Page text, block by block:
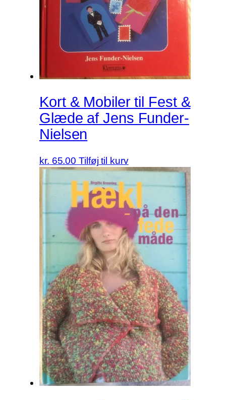
Kort & Mobiler til Fest &
Glæde af Jens Funder-
Nielsen
kr. 65.00 Tilføj til kurv